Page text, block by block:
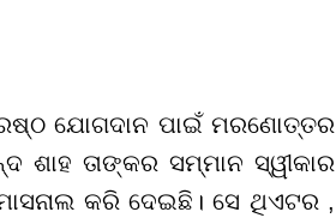
ଯୋଗଦାନ ପାଇଁ ମରଣୋତ୍ତର
ଶାହ ତାଙ୍କର ସମ୍ମାନ ସ୍ୱୀକାର
କରି ଦେଇଛି। ସେ ଥିଏଟର ,